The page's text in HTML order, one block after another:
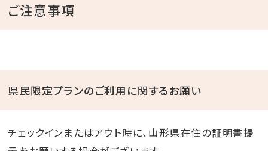
ご注意事項
県民限定プランのご利用に関するお願い
チェックインまたはアウト時に、山形県在住の証明書提